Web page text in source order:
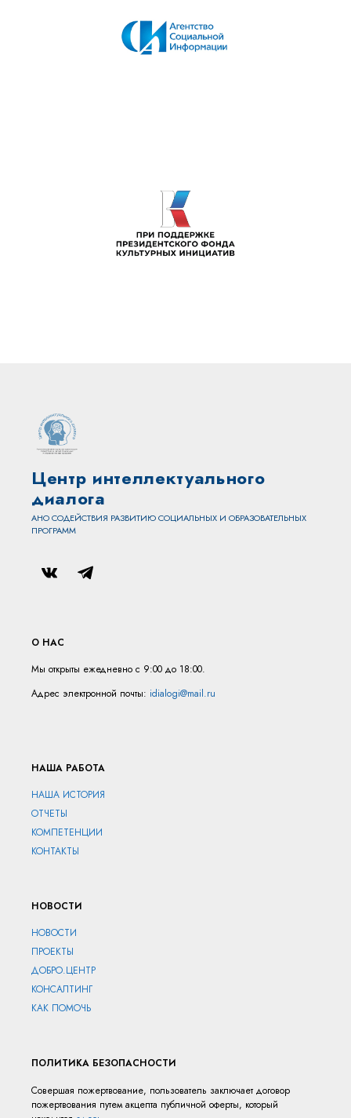
Центр интеллектуального
диалога
АНО СОДЕЙСТВИЯ РАЗВИТИЮ СОЦИАЛЬНЫХ И ОБРАЗОВАТЕЛЬНЫХ
ПРОГРАММ
О НАС
Мы открыты ежедневно с 9:00 до 18:00.
Адрес электронной почты: idialogi@mail.ru
НАША РАБОТА
НАША ИСТОРИЯ
ОТЧЕТЫ
КОМПЕТЕНЦИИ
КОНТАКТЫ
НОВОСТИ
НОВОСТИ
ПРОЕКТЫ
ДОБРО.ЦЕНТР
КОНСАЛТИНГ
КАК ПОМОЧЬ
ПОЛИТИКА БЕЗОПАСНОСТИ
Совершая пожертвование, пользователь заключает договор
пожертвования путем акцепта публичной оферты, который